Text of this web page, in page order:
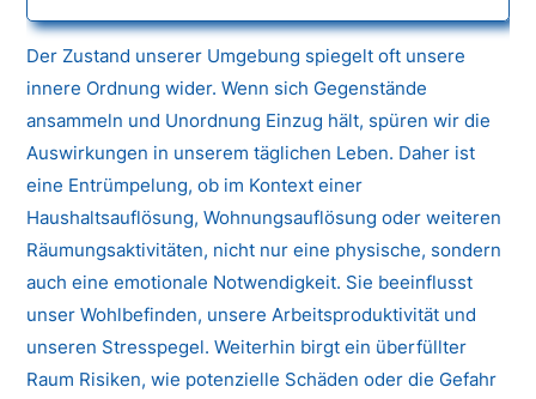
Der Zustand unserer Umgebung spiegelt oft unsere
innere Ordnung wider. Wenn sich Gegenstände
ansammeln und Unordnung Einzug hält, spüren wir die
Auswirkungen in unserem täglichen Leben. Daher ist
eine Entrümpelung, ob im Kontext einer
Haushaltsauflösung, Wohnungsauflösung oder weiteren
Räumungsaktivitäten, nicht nur eine physische, sondern
auch eine emotionale Notwendigkeit. Sie beeinflusst
unser Wohlbefinden, unsere Arbeitsproduktivität und
unseren Stresspegel. Weiterhin birgt ein überfüllter
Raum Risiken, wie potenzielle Schäden oder die Gefahr